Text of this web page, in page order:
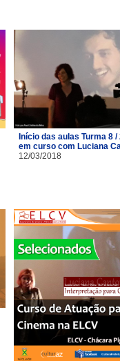
Início das aulas Turma 8 /
em curso com Luciana
12/03/2018